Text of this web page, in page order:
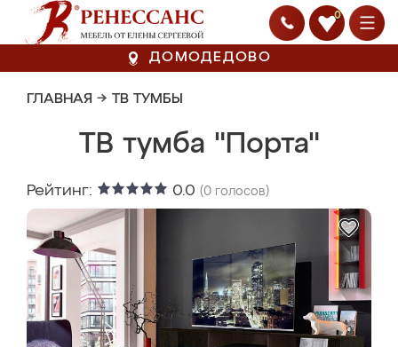
0
ДОМОДЕДОВО
ГЛАВНАЯ → ТВ ТУМБЫ
ТВ тумба "Порта"
Рейтинг: 0.0 (0 голосов)